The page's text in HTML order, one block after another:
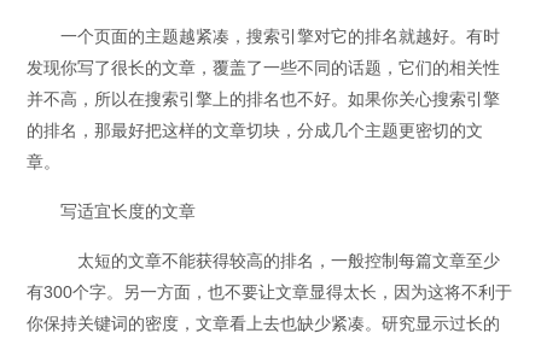
一个页面的主题越紧凑，搜索引擎对它的排名就越好。有时
发现你写了很长的文章，覆盖了一些不同的话题，它们的相关性
并不高，所以在搜索引擎上的排名也不好。如果你关心搜索引擎
的排名，那最好把这样的文章切块，分成几个主题更密切的文
章。
写适宜长度的文章
太短的文章不能获得较高的排名，一般控制每篇文章至少
有300个字。另一方面，也不要让文章显得太长，因为这将不利于
你保持关键词的密度，文章看上去也缺少紧凑。研究显示过长的